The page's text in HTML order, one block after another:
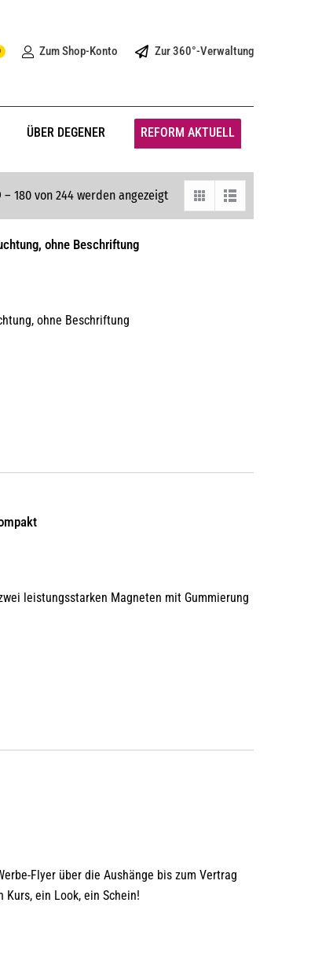
Zum Shop-Konto Zur 360°-Verwaltung
ÜBER DEGENER REFORM AKTUELL
– 180 von 244 werden angezeigt
ohne Beschriftung
ohne Beschriftung
leistungsstarken Magneten mit Gummierung
Flyer über die Aushänge bis zum Vertrag
Kurs, ein Look, ein Schein!